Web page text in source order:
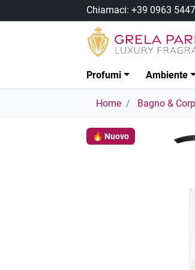
Chiamaci:+39 0963
Profumi Ambiente
Home Bagno &
🔥 Nuovo